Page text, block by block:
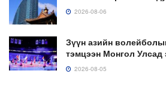
2026-08-06
Зүүн азийн
тэмцээн Монгол Улсад
2026-08-05